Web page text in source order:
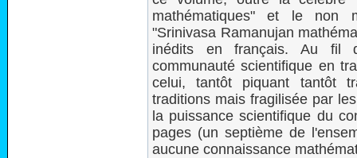
mathématiques" et le non
"Srinivasa Ramanujan
inédits en français. Au fil
communauté scientifique en
celui, tantôt piquant tantôt
traditions mais fragilisée par
la puissance scientifique du
pages (un septième de
aucune connaissance